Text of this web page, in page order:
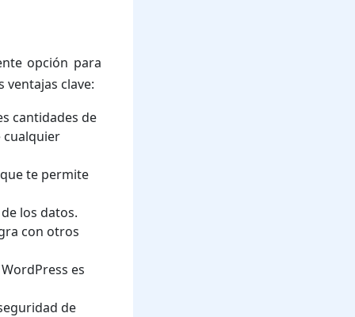
opción para
ventajas clave:
cantidades de
cualquier
te permite
los datos.
con otros
es
de